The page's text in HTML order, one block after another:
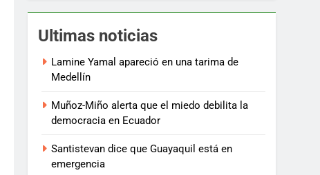
Ultimas noticias
Lamine Yamal apareció en una tarima de
Medellín
Muñoz-Miño alerta que el miedo debilita la
democracia en Ecuador
Santistevan dice que Guayaquil está en
emergencia